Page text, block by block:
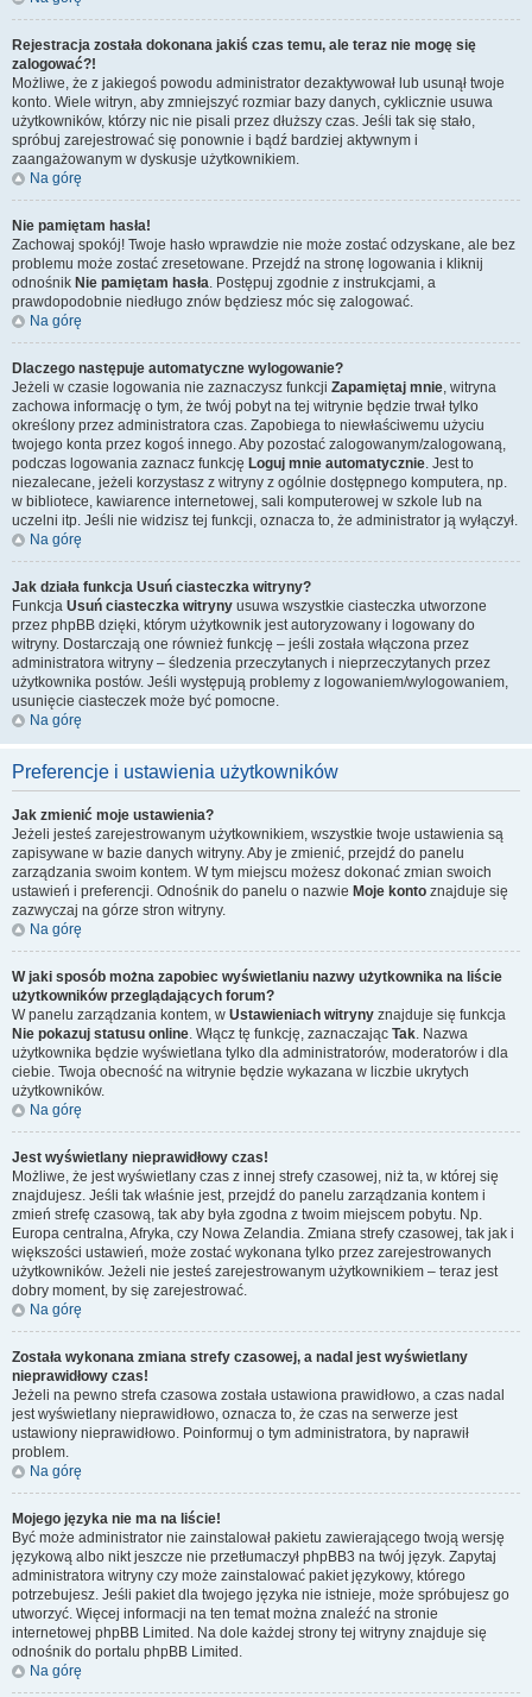
Rejestracja została dokonana jakiś czas temu, ale teraz nie mogę się
zalogować?!
Możliwe, że z jakiegoś powodu administrator dezaktywował lub usunął twoje
konto. Wiele witryn, aby zmniejszyć rozmiar bazy danych, cyklicznie usuwa
użytkowników, którzy nic nie pisali przez dłuższy czas. Jeśli tak się stało,
spróbuj zarejestrować się ponownie i bądź bardziej aktywnym i
zaangażowanym w dyskusje użytkownikiem.
Na górę
Nie pamiętam hasła!
Zachowaj spokój! Twoje hasło wprawdzie nie może zostać odzyskane, ale bez
problemu może zostać zresetowane. Przejdź na stronę logowania i kliknij
odnośnik Nie pamiętam hasła. Postępuj zgodnie z instrukcjami, a
prawdopodobnie niedługo znów będziesz móc się zalogować.
Na górę
Dlaczego następuje automatyczne wylogowanie?
Jeżeli w czasie logowania nie zaznaczysz funkcji Zapamiętaj mnie, witryna
zachowa informację o tym, że twój pobyt na tej witrynie będzie trwał tylko
określony przez administratora czas. Zapobiega to niewłaściwemu użyciu
twojego konta przez kogoś innego. Aby pozostać zalogowanym/zalogowaną,
podczas logowania zaznacz funkcję Loguj mnie automatycznie. Jest to
niezalecane, jeżeli korzystasz z witryny z ogólnie dostępnego komputera, np.
w bibliotece, kawiarence internetowej, sali komputerowej w szkole lub na
uczelni itp. Jeśli nie widzisz tej funkcji, oznacza to, że administrator ją wyłączył.
Na górę
Jak działa funkcja Usuń ciasteczka witryny?
Funkcja Usuń ciasteczka witryny usuwa wszystkie ciasteczka utworzone
przez phpBB dzięki, którym użytkownik jest autoryzowany i logowany do
witryny. Dostarczają one również funkcję – jeśli została włączona przez
administratora witryny – śledzenia przeczytanych i nieprzeczytanych przez
użytkownika postów. Jeśli występują problemy z logowaniem/wylogowaniem,
usunięcie ciasteczek może być pomocne.
Na górę
Preferencje i ustawienia użytkowników
Jak zmienić moje ustawienia?
Jeżeli jesteś zarejestrowanym użytkownikiem, wszystkie twoje ustawienia są
zapisywane w bazie danych witryny. Aby je zmienić, przejdź do panelu
zarządzania swoim kontem. W tym miejscu możesz dokonać zmian swoich
ustawień i preferencji. Odnośnik do panelu o nazwie Moje konto znajduje się
zazwyczaj na górze stron witryny.
Na górę
W jaki sposób można zapobiec wyświetlaniu nazwy użytkownika na liście
użytkowników przeglądających forum?
W panelu zarządzania kontem, w Ustawieniach witryny znajduje się funkcja
Nie pokazuj statusu online. Włącz tę funkcję, zaznaczając Tak. Nazwa
użytkownika będzie wyświetlana tylko dla administratorów, moderatorów i dla
ciebie. Twoja obecność na witrynie będzie wykazana w liczbie ukrytych
użytkowników.
Na górę
Jest wyświetlany nieprawidłowy czas!
Możliwe, że jest wyświetlany czas z innej strefy czasowej, niż ta, w której się
znajdujesz. Jeśli tak właśnie jest, przejdź do panelu zarządzania kontem i
zmień strefę czasową, tak aby była zgodna z twoim miejscem pobytu. Np.
Europa centralna, Afryka, czy Nowa Zelandia. Zmiana strefy czasowej, tak jak i
większości ustawień, może zostać wykonana tylko przez zarejestrowanych
użytkowników. Jeżeli nie jesteś zarejestrowanym użytkownikiem – teraz jest
dobry moment, by się zarejestrować.
Na górę
Została wykonana zmiana strefy czasowej, a nadal jest wyświetlany
nieprawidłowy czas!
Jeżeli na pewno strefa czasowa została ustawiona prawidłowo, a czas nadal
jest wyświetlany nieprawidłowo, oznacza to, że czas na serwerze jest
ustawiony nieprawidłowo. Poinformuj o tym administratora, by naprawił
problem.
Na górę
Mojego języka nie ma na liście!
Być może administrator nie zainstalował pakietu zawierającego twoją wersję
językową albo nikt jeszcze nie przetłumaczył phpBB3 na twój język. Zapytaj
administratora witryny czy może zainstalować pakiet językowy, którego
potrzebujesz. Jeśli pakiet dla twojego języka nie istnieje, może spróbujesz go
utworzyć. Więcej informacji na ten temat można znaleźć na stronie
internetowej phpBB Limited. Na dole każdej strony tej witryny znajduje się
odnośnik do portalu phpBB Limited.
Na górę